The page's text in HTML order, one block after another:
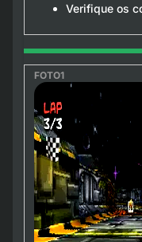
Verifique os